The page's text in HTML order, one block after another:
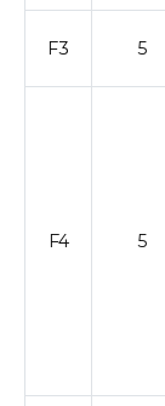
F3 5
F4 5